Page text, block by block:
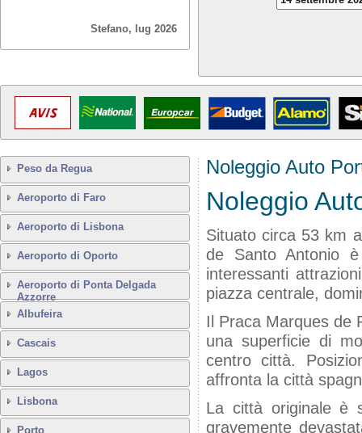
Stefano, lug 2026
Peso da Regua
Aeroporto di Faro
Aeroporto di Lisbona
Aeroporto di Oporto
Aeroporto di Ponta Delgada
Azzorre
Albufeira
Cascais
Lagos
Lisbona
Porto
Noleggio Auto
Noleggio
Situato circa 53 km
de Santo Antonio
interessanti
piazza centrale,
Il Praca Marques de
una superficie di
centro città.
affronta la città
La città originale è
gravemente